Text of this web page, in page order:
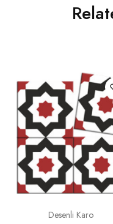
Desenli Karo